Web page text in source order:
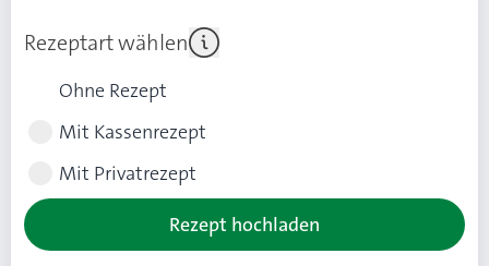
Rezeptart wählen
Ohne Rezept
Mit Kassenrezept
Mit Privatrezept
Rezept hochladen